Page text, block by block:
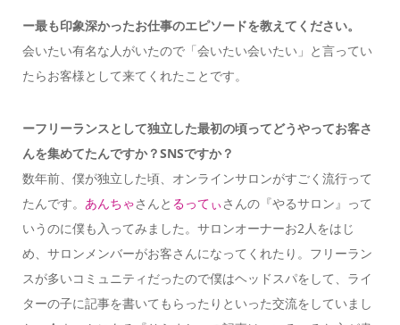
ー最も印象深かったお仕事のエピソードを教えてください。
会いたい有名な人がいたので「会いたい会いたい」と言ってい
たらお客様として来てくれたことです。
ーフリーランスとして独立した最初の頃ってどうやってお客さ
んを集めてたんですか？SNSですか？
数年前、僕が独立した頃、オンラインサロンがすごく流行って
たんです。 あんちゃさんと るってぃさんの『やるサロン』って
いうのに僕も入ってみました。サロンオーナーお2人をはじ
め、サロンメンバーがお客さんになってくれたり。フリーラン
スが多いコミュニティだったので僕はヘッドスパをして、ライ
ターの子に記事を書いてもらったりといった交流をしていまし